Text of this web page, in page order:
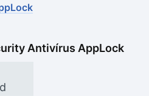
Ver mais
Ver mais
Antivírus AppLock